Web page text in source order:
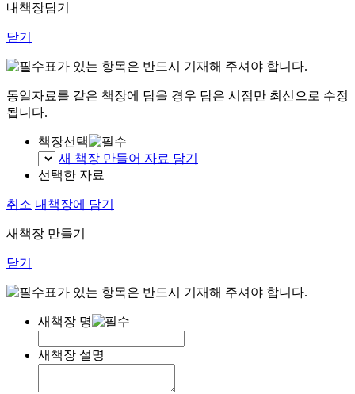
내책장담기
닫기
표가 있는 항목은 반드시 기재해 주셔야 합니다.
동일자료를 같은 책장에 담을 경우 담은 시점만 최신으로 수정
됩니다.
책장선택
새 책장 만들어 자료 담기
선택한 자료
취소 내책장에 담기
새책장 만들기
닫기
표가 있는 항목은 반드시 기재해 주셔야 합니다.
새책장 명
새책장 설명